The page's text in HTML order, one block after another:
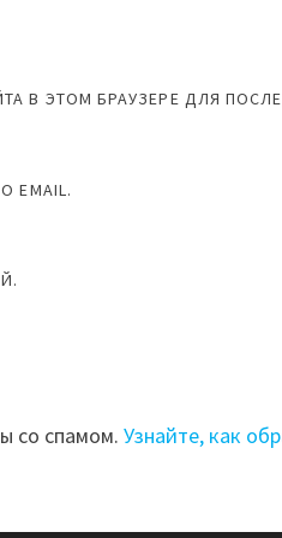
В ЭТОМ БРАУЗЕРЕ ДЛЯ
EMAIL.
со спамом.Узнайте, как